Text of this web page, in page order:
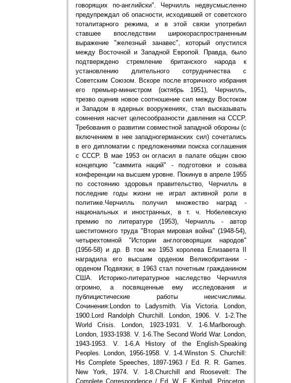
говорящих по-английски". Черчилль недвусмысленно
предупреждал об опасности, исходившей от советского
тоталитарного режима, и в этой связи употребил
ставшее впоследствии широкораспространенным
выражение "железный занавес", который опустился
между Восточной и Западной Европой. Правда, было
подтверждено стремление британского народа к
установлению длительного сотрудничества с
Советским Союзом. Вскоре после вторичного избрания
его премьер-министром (октябрь 1951), Черчилль,
трезво оценив новое соотношение сил между Востоком
и Западом в ядерных вооружениях, стал высказывать
сомнения насчет целесообразности давления на СССР.
Требования о развитии совместной западной обороны (с
включением в нее западногерманских сил) сочетались
в его дипломатии с предложениями поиска соглашения
с СССР. В мае 1953 он огласил в палате общин свою
концепцию "саммита наций" - подготовки и созыва
конференции на высшем уровне. Покинув в апреле 1955
по состоянию здоровья правительство, Черчилль в
последние годы жизни не играл активной роли в
политике.Черчилль получил множество наград -
национальных и иностранных, в т. ч. Нобелевскую
премию по литературе (1953), Черчилль - автор
шеститомного труда "Вторая мировая война" (1948-54),
четырехтомной "Истории англоговорящих народов"
(1956-58) и др. В том же 1953 королева Елизавета II
наградила его высшим орденом Великобритании -
орденом Подвязки; в 1963 стал почетным гражданином
США. Историко-литературное наследство Черчилля
огромно, а посвященные ему исследования и
публицистические работы неисчислимы.
Сочинения:London to Ladysmith. Via Victoria. London,
1900.Lord Randolph Churchill. London, 1906. V. 1-2.The
World Crisis. London, 1923-1931. V. 1-6.Marlborough.
London, 1933-1938. V. 1-6.The Second World War. London,
1943-1953. V. 1-6.A History of the English-Speaking
Peoples. London, 1956-1958. V. 1-4.Winston S. Churchill:
His Complete Speeches, 1897-1963 / Ed. R. R. Games.
New York, 1974. V. 1-8.Churchill and Roosevelt: The
Complete Correspondence / Ed. W. F. Kimball. Princeton,